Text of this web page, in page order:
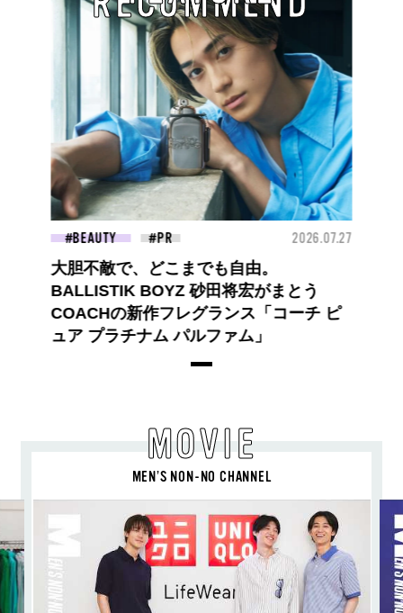
BEAUTY 2026.07.27
大胆不敵で、どこまでも自由。
BALLISTIK BOYZ 砂田将宏がまとう
COACHの新作フレグランス「コーチ ピ
ュア プラチナム パルファム」
MOVIE
MEN’S NON-NO CHANNEL